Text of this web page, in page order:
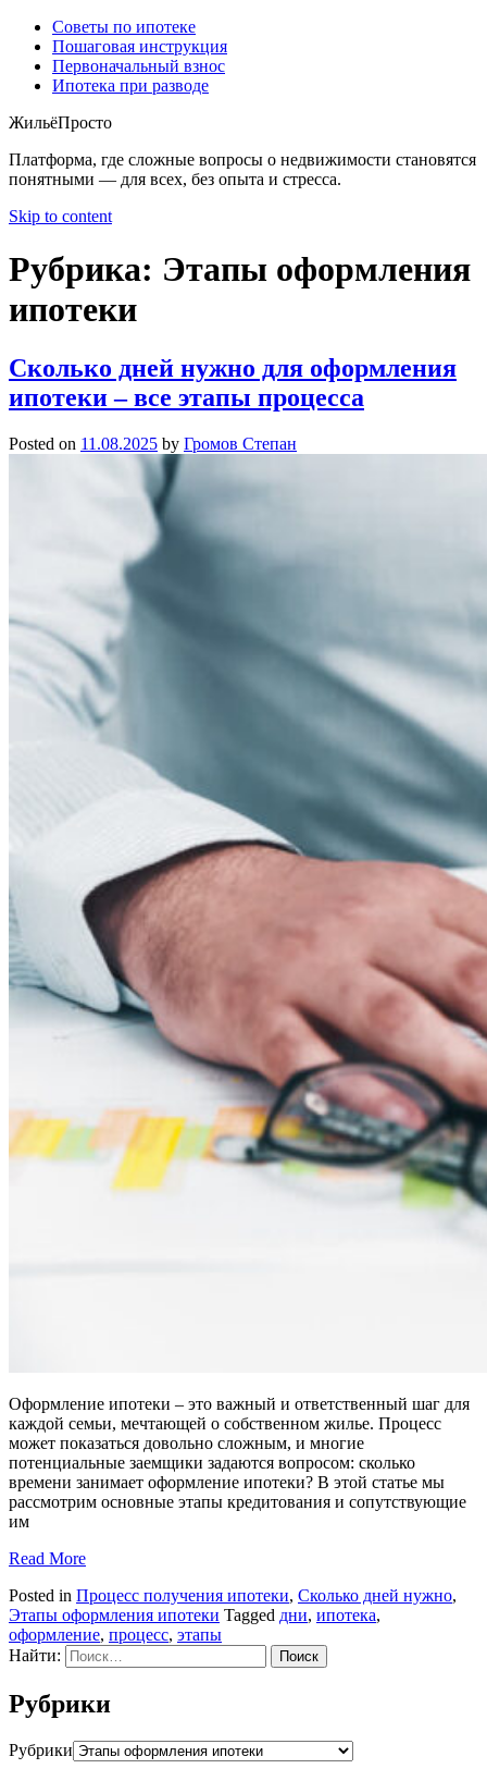
Советы по ипотеке
Пошаговая инструкция
Первоначальный взнос
Ипотека при разводе
ЖильёПросто
Платформа, где сложные вопросы о недвижимости становятся
понятными — для всех, без опыта и стресса.
Skip to content
Рубрика: Этапы оформления
ипотеки
Сколько дней нужно для оформления
ипотеки – все этапы процесса
Posted on 11.08.2025 by Громов Степан
Оформление ипотеки – это важный и ответственный шаг для
каждой семьи, мечтающей о собственном жилье. Процесс
может показаться довольно сложным, и многие
потенциальные заемщики задаются вопросом: сколько
времени занимает оформление ипотеки? В этой статье мы
рассмотрим основные этапы кредитования и сопутствующие
им
Read More
Posted in Процесс получения ипотеки, Сколько дней нужно,
Этапы оформления ипотеки Tagged дни, ипотека,
оформление, процесс, этапы
Найти:
Рубрики
Рубрики